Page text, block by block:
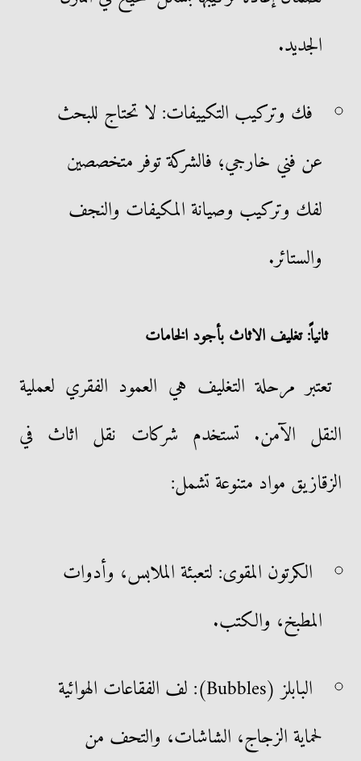
الجديد.
فك وتركيب التكييفات: لا تحتاج للبحث
عن فني خارجي؛ فالشركة توفر متخصصين
لفك وتركيب وصيانة المكيفات والنجف
والستائر.
ثانياً: تغليف الاثاث بأجود الخامات
تعتبر مرحلة التغليف هي العمود الفقري لعملية
النقل الآمن. تستخدم شركات نقل اثاث في
الزقازيق مواد متنوعة تشمل:
الكرتون المقوى: لتعبئة الملابس، وأدوات
المطبخ، والكتب.
البابلز (Bubbles): لف الفقاعات الهوائية
لحماية الزجاج، الشاشات، والتحف من